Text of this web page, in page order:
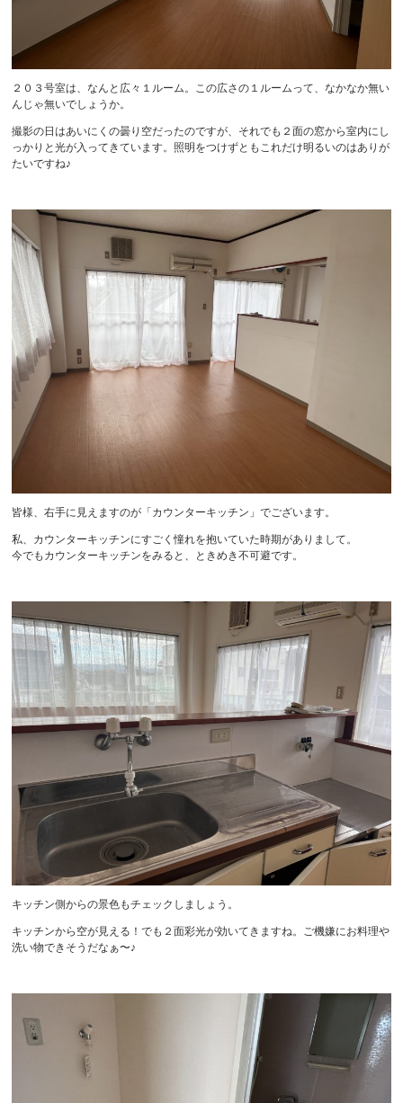
２０３号室は、なんと広々１ルーム。この広さの１ルームって、なかなか無い
んじゃ無いでしょうか。
撮影の日はあいにくの曇り空だったのですが、それでも２面の窓から室内にし
っかりと光が入ってきています。照明をつけずともこれだけ明るいのはありが
たいですね♪
皆様、右手に見えますのが「カウンターキッチン」でございます。
私、カウンターキッチンにすごく憧れを抱いていた時期がありまして。
今でもカウンターキッチンをみると、ときめき不可避です。
キッチン側からの景色もチェックしましょう。
キッチンから空が見える！でも２面彩光が効いてきますね。ご機嫌にお料理や
洗い物できそうだなぁ〜♪